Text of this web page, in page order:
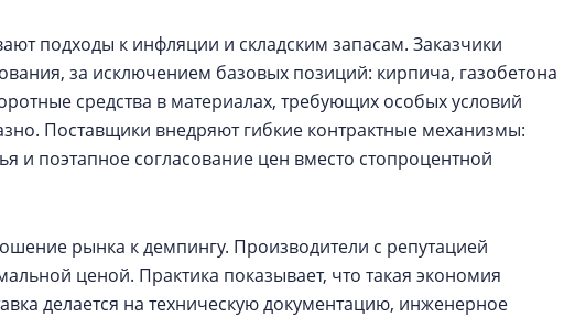
подходы к инфляции и складским запасам. Заказчики
за исключением базовых позиций: кирпича, газобетона
средства в материалах, требующих особых условий
Поставщики внедряют гибкие контрактные механизмы:
и поэтапное согласование цен вместо стопроцентной
рынка к демпингу. Производители с репутацией
ценой. Практика показывает, что такая экономия
делается на техническую документацию, инженерное